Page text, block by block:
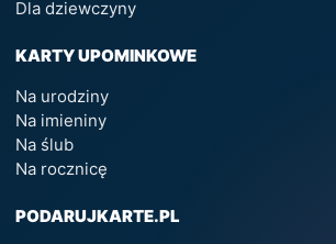
Dla dziewczyny
KARTY UPOMINKOWE
Na urodziny
Na imieniny
Na ślub
Na rocznicę
PODARUJKARTE.PL